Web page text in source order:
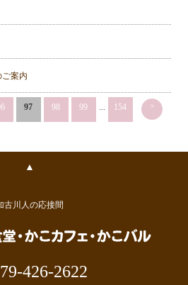
案内
97 98 99 ... 154 >
▲
古川人の応接間
426-2622